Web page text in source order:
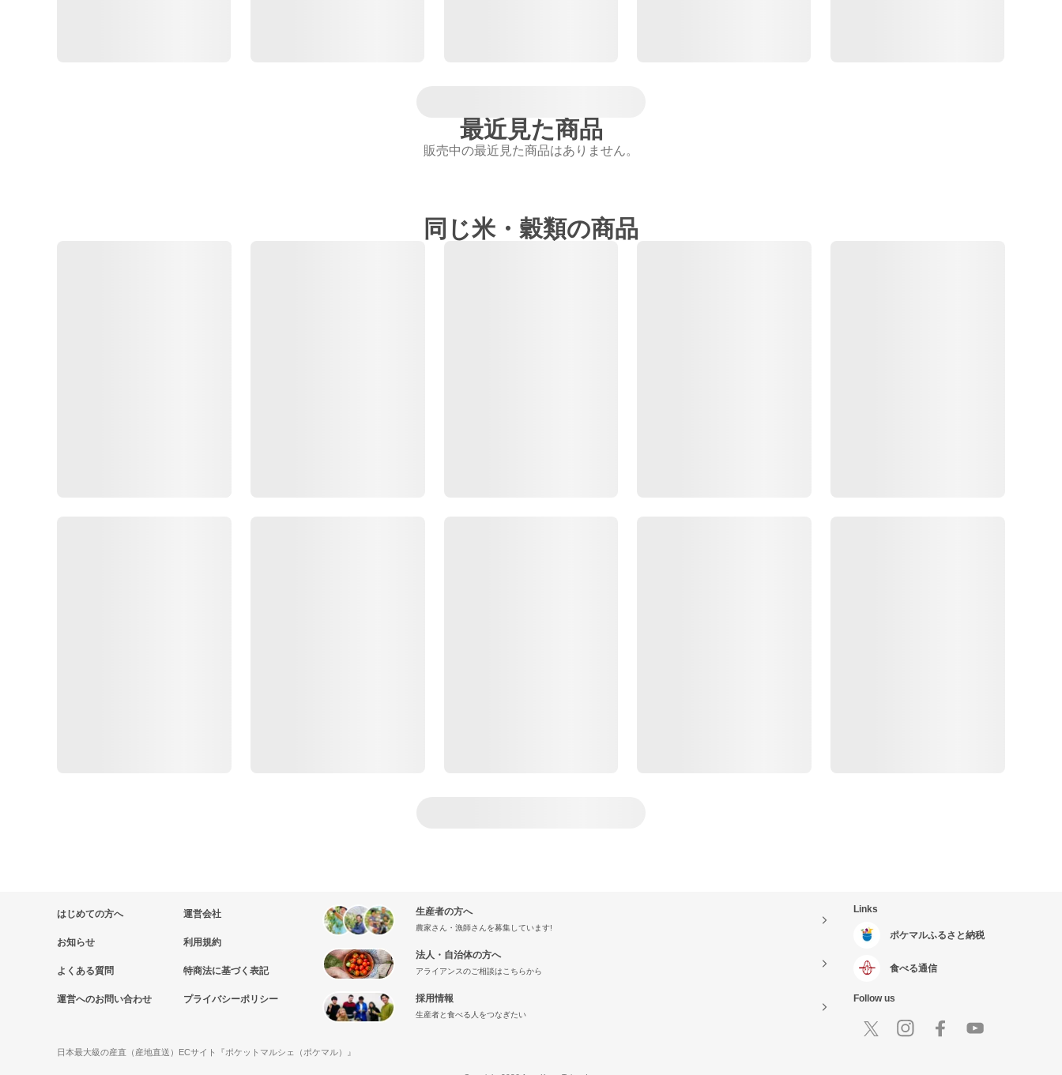
最近見た商品
販売中の最近見た商品はありません。
同じ米・穀類の商品
はじめての方へ
お知らせ
よくある質問
運営へのお問い合わせ
運営会社
利用規約
特商法に基づく表記
プライバシーポリシー
生産者の方へ
農家さん・漁師さんを募集しています!
法人・自治体の方へ
アライアンスのご相談はこちらから
採用情報
生産者と食べる人をつなぎたい
Links
ポケマルふるさと納税
食べる通信
Follow us
日本最大級の産直（産地直送）ECサイト『ポケットマルシェ（ポケマル）』